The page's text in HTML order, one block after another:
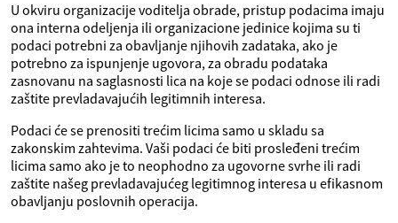
U okviru organizacije voditelja obrade, pristup podacima imaju
ona interna odeljenja ili organizacione jedinice kojima su ti
podaci potrebni za obavljanje njihovih zadataka, ako je
potrebno za ispunjenje ugovora, za obradu podataka
zasnovanu na saglasnosti lica na koje se podaci odnose ili radi
zaštite prevladavajućih legitimnih interesa.
Podaci će se prenositi trećim licima samo u skladu sa
zakonskim zahtevima. Vaši podaci će biti prosleđeni trećim
licima samo ako je to neophodno za ugovorne svrhe ili radi
zaštite našeg prevladavajućeg legitimnog interesa u efikasnom
obavljanju poslovnih operacija.